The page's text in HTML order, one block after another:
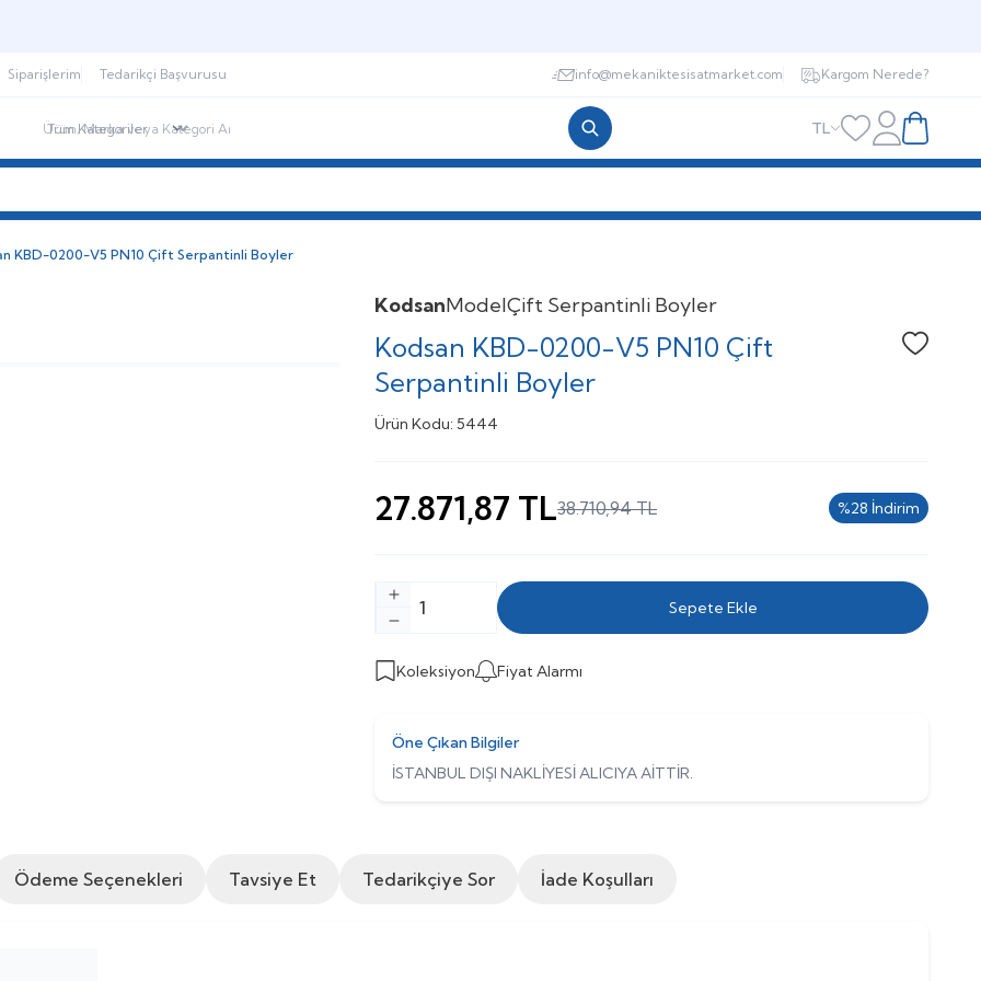
Siparişlerim Tedarikçi Başvurusu info@mekaniktesisatmarket.com Kargom Nerede?
TL Favorilerim
HesabımSepetim
KBD-0200-V5 PN10 Çift Serpantinli Boyler
KodsanModelÇift Serpantinli Boyler
Kodsan KBD-0200-V5 PN10 Çift
Serpantinli Boyler
Favoriye
Ürün Kodu: 5444
27.871,87 TL38.710,94TL %28 İndirim
Sepete Ekle
Koleksiyon Fiyat Alarmı
Öne Çıkan Bilgiler
İSTANBUL DIŞI NAKLİYESİ ALICIYA AİTTİR.
Ödeme Seçenekleri Tavsiye Et Tedarikçiye Sor İade Koşulları